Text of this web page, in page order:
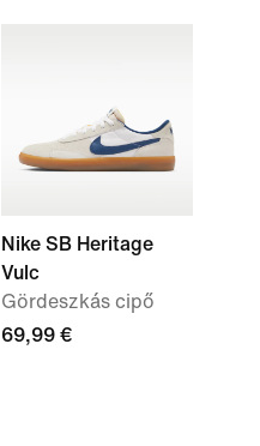
Nike SB Heritage
Vulc
Gördeszkás cipő
69,99 €